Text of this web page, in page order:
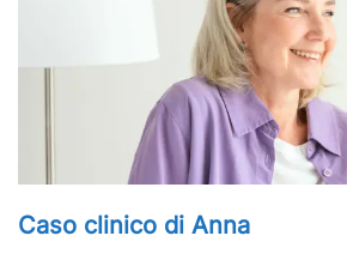
Caso clinico di Anna